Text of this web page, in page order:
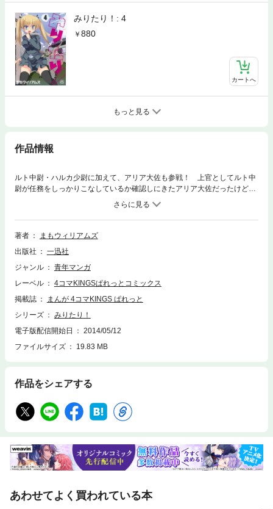
みりたり！: 4
880
カートへ
もっと見る
作品情報
ルト中尉・ハルカ少尉に加えて、アリア大佐も参戦！ 上官としてルト中
尉が任務をしっかりこなしているか確認しにきたアリア大佐だったけど、
逆にルト中尉にフォローされまくりなドジっぷりを披露。日常が戦場な第
著者
まもウィリアムズ
出版社
一迅社
ジャンル
青年マンガ
レーベル
4コマKINGSぱれっとコミックス
掲載誌
まんが 4コマKINGS ぱれっと
シリーズ
みりたり！
電子版配信開始日
2014/05/12
ファイルサイズ
19.83 MB
作品をシェアする
あわせてよく買われている本